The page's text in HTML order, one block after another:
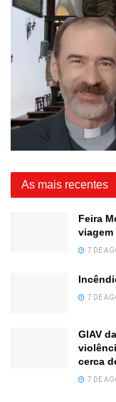
As mais recentes
Feira
viagem
7 DE
7 DE
GIAV
cerca
7 DE